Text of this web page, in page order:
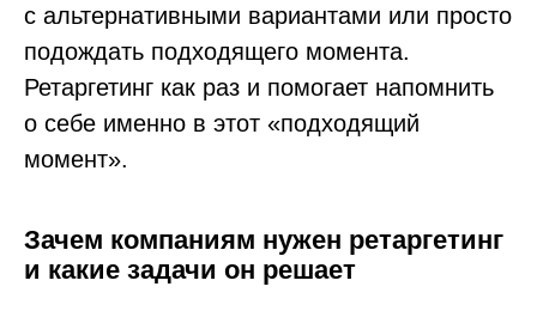
с альтернативными вариантами или просто
подождать подходящего момента.
Ретаргетинг как раз и помогает напомнить
о себе именно в этот «подходящий
момент».
Зачем компаниям нужен ретаргетинг
и какие задачи он решает